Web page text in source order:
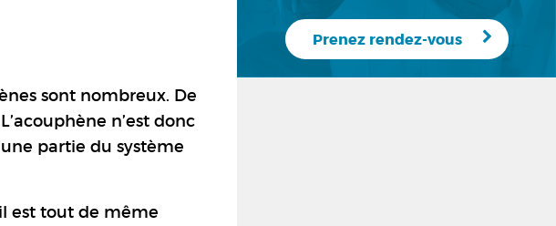
sont nombreux. De
n’est donc
partie du système
est tout de même
Prenez rendez-vous